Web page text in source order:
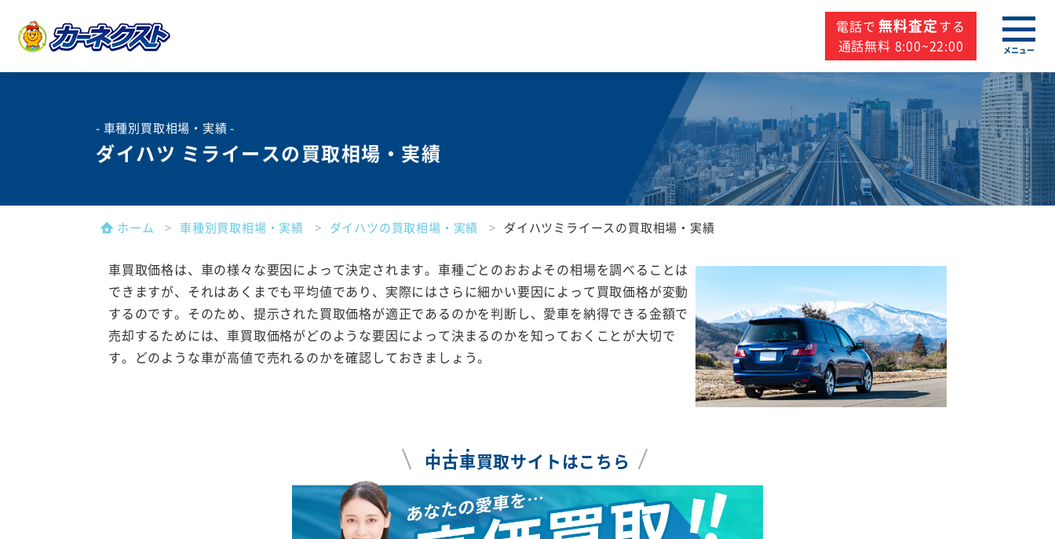
電話で 無料査定する
通話無料 8:00~22:00
メニュー
- 車種別買取相場・実績 -
ダイハツ ミライースの買取相場・実績
ホーム 車種別買取相場・実績 ダイハツの買取相場・実績 ダイハツミライースの買取相場・実績
車買取価格は、車の様々な要因によって決定されます。車種ごとのおおよその相場を調べることは
できますが、それはあくまでも平均値であり、実際にはさらに細かい要因によって買取価格が変動
するのです。そのため、提示された買取価格が適正であるのかを判断し、愛車を納得できる金額で
売却するためには、車買取価格がどのような要因によって決まるのかを知っておくことが大切で
す。どのような車が高値で売れるのかを確認しておきましょう。
中古車買取サイトはこちら